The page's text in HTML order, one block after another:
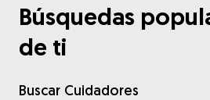
Búsquedas
de ti
Buscar Cuidadores